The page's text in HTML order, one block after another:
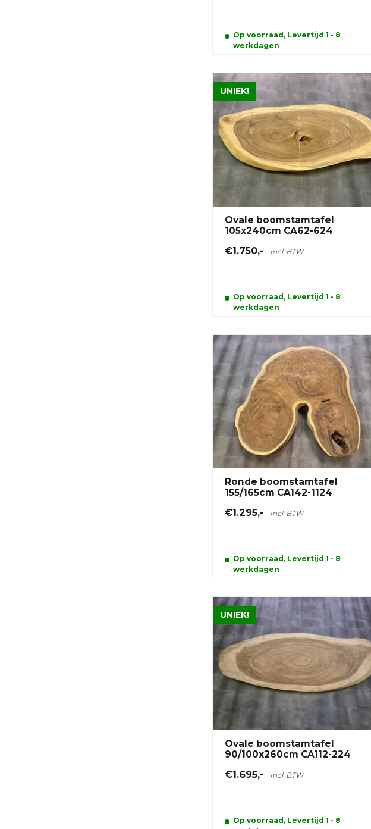
Op voorraad, Levertijd 1 - 8
werkdagen
UNIEK!
Ovale boomstamtafel
105x240cm CA62-624
€1.750,- Incl. BTW
Op voorraad, Levertijd 1 - 8
werkdagen
Ronde boomstamtafel
155/165cm CA142-1124
€1.295,- Incl. BTW
Op voorraad, Levertijd 1 - 8
werkdagen
UNIEK!
Ovale boomstamtafel
90/100x260cm CA112-224
€1.695,- Incl. BTW
Op voorraad, Levertijd 1 - 8